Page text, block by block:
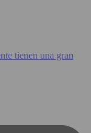
tienen una gran